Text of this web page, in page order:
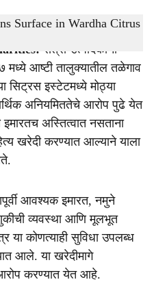
Citrus Estate Project-Agrowon
संत्रा उत्पादकांना
मध्ये आष्टी तालुक्यातील तळेगाव
सिट्रस इस्टेटमध्ये मोठ्या
अनियमिततेचे आरोप पुढे येत
अस्तित्वात नसताना
खरेदी करण्यात आल्याने याला
आवश्यक इमारत, नमुने
व्यवस्था आणि मूलभूत
या कोणत्याही सुविधा उपलब्ध
आले. या खरेदीमागे
करण्यात येत आहे.